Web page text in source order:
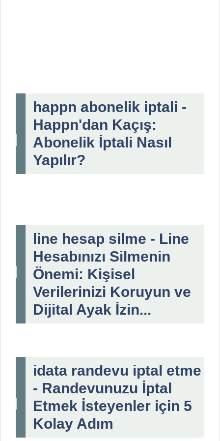
happn abonelik iptali -
Happn'dan Kaçış:
Abonelik İptali Nasıl
Yapılır?
line hesap silme - Line
Hesabınızı Silmenin
Önemi: Kişisel
Verilerinizi Koruyun ve
Dijital Ayak İzin...
idata randevu iptal etme
- Randevunuzu İptal
Etmek İsteyenler için 5
Kolay Adım